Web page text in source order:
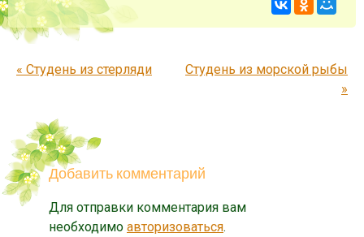
Запись навигация
« Студень из стерляди
Студень из морской рыбы
»
Добавить комментарий
Для отправки комментария вам
необходимо авторизоваться.